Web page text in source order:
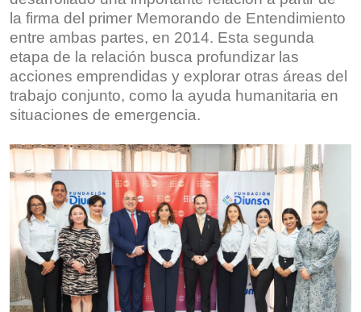
la firma del primer Memorando de Entendimiento
entre ambas partes, en 2014. Esta segunda
etapa de la relación busca profundizar las
acciones emprendidas y explorar otras áreas del
trabajo conjunto, como la ayuda humanitaria en
situaciones de emergencia.